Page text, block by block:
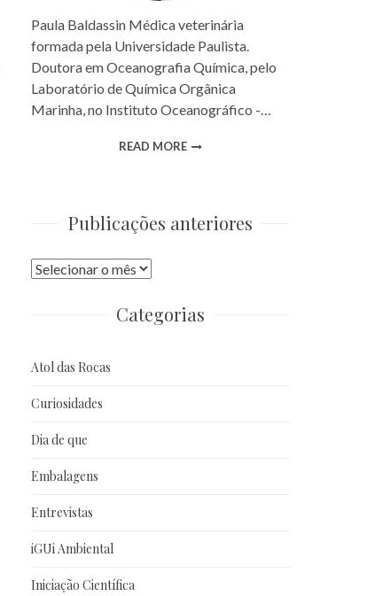
Paula Baldassin Médica veterinária
formada pela Universidade Paulista.
Doutora em Oceanografia Química, pelo
Laboratório de Química Orgânica
Marinha, no Instituto Oceanográfico -…
READ MORE
Publicações anteriores
Publicações
Categorias
Atol das Rocas
Curiosidades
Dia de que
Embalagens
Entrevistas
iGUi Ambiental
Iniciação Científica